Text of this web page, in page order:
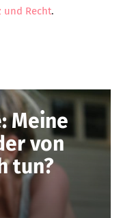
und Recht.
Meine
von
tun?